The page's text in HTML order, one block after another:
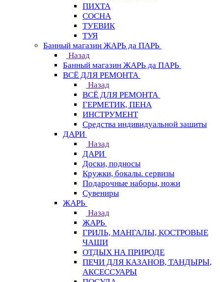
ПИХТА
СОСНА
ТУЕВИК
ТУЯ
Банный магазин ЖАРЬ да ПАРЬ
Назад
Банный магазин ЖАРЬ да ПАРЬ
ВСЁ ДЛЯ РЕМОНТА
Назад
ВСЁ ДЛЯ РЕМОНТА
ГЕРМЕТИК, ПЕНА
ИНСТРУМЕНТ
Средства индивидуальной защиты
ДАРИ
Назад
ДАРИ
Доски, подносы
Кружки, бокалы. сервизы
Подарочные наборы, ножи
Сувениры
ЖАРЬ
Назад
ЖАРЬ
ГРИЛЬ, МАНГАЛЫ, КОСТРОВЫЕ
ЧАШИ
ОТДЫХ НА ПРИРОДЕ
ПЕЧИ ДЛЯ КАЗАНОВ, ТАНДЫРЫ,
АКСЕССУАРЫ